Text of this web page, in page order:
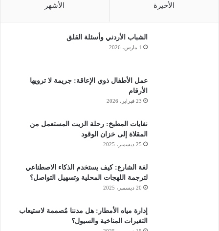
الأخيرة الأشهر
الشباب الأردني وأسئلة القلق
1 مارس، 2026
عمل الأطفال ذوي الإعاقة: جريمة لا ترويها
الأرقام
23 فبراير، 2026
نفايات المطبخ: رحلة الزيت المستعمل من
المقلاة إلى خزان الوقود
25 ديسمبر، 2025
لغة الشارع: كيف يستخدم الذكاء الاصطناعي
لترجمة اللهجات المحلية وتسهيل التواصل؟
20 ديسمبر، 2025
إدارة مياه الأمطار: هل مدننا مُصممة لاستيعاب
التغيرات المناخية والسيول؟